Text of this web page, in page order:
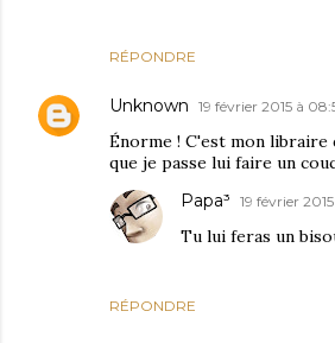
RÉPONDRE
Unknown 19 février 2015 à
Énorme ! C'est mon
que je passe lui faire un
RÉPONDRE
Papa³ 19 février
Tu lui feras un